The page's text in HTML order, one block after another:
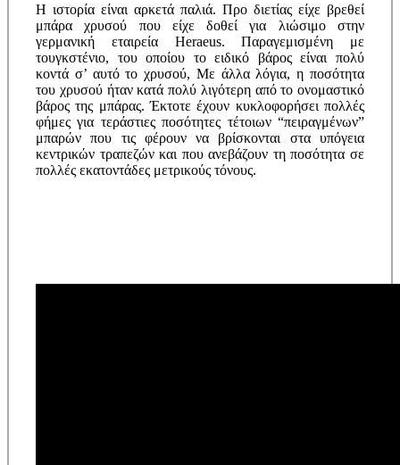
Η ιστορία είναι αρκετά παλιά. Προ διετίας είχε βρεθεί
μπάρα χρυσού που είχε δοθεί για λιώσιμο στην
γερμανική εταιρεία Heraeus. Παραγεμισμένη με
τουγκστένιο, του οποίου το ειδικό βάρος είναι πολύ
κοντά σ’ αυτό το χρυσού, Με άλλα λόγια, η ποσότητα
του χρυσού ήταν κατά πολύ λιγότερη από το ονομαστικό
βάρος της μπάρας. Έκτοτε έχουν κυκλοφορήσει πολλές
φήμες για τεράστιες ποσότητες τέτοιων “πειραγμένων”
μπαρών που τις φέρουν να βρίσκονται στα υπόγεια
κεντρικών τραπεζών και που ανεβάζουν τη ποσότητα σε
πολλές εκατοντάδες μετρικούς τόνους.